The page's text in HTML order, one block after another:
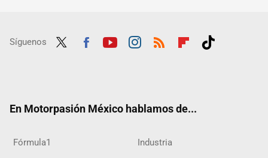
Síguenos
En Motorpasión México hablamos de...
Fórmula1 Industria